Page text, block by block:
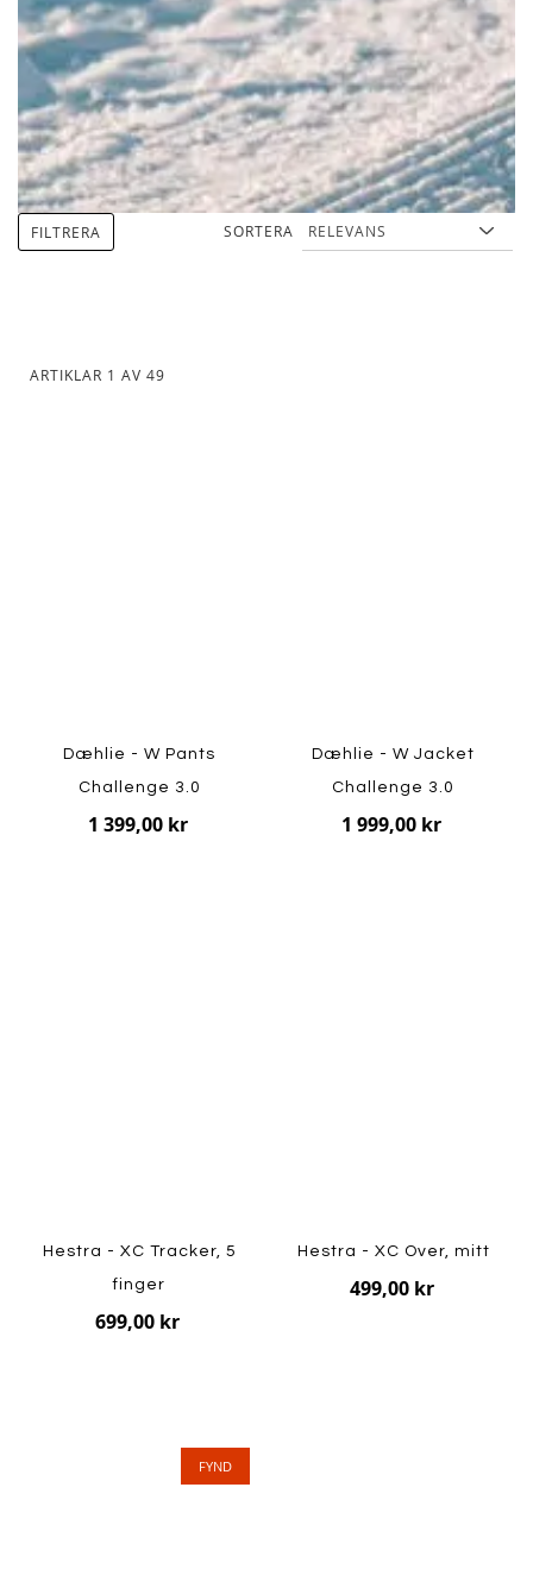
ARTIKLAR 1 AV 49
SORTERA
Dæhlie - W Pants
Challenge 3.0
1 399,00 kr
Dæhlie - W Jacket
Challenge 3.0
1 999,00 kr
Hestra - XC Tracker, 5
finger
699,00 kr
Hestra - XC Over, mitt
499,00 kr
FYND
FILTRERA